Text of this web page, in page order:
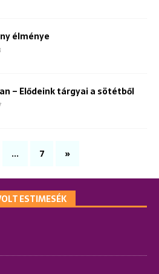
élménye
– Elődeink tárgyai a sötétből
… 7 »
ESTIMESÉK